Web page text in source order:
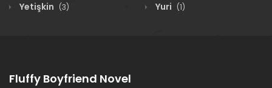
Yetişkin (3) Yuri (1)
Fluffy Boyfriend Novel